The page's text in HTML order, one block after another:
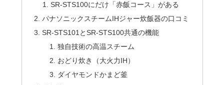
SR-STS100にだけ「赤飯コース」がある
パナソニックスチームIHジャー炊飯器の口コミ
SR-STS101とSR-STS100共通の機能
独自技術の高温スチーム
おどり炊き（大火力IH）
ダイヤモンドかまど釜